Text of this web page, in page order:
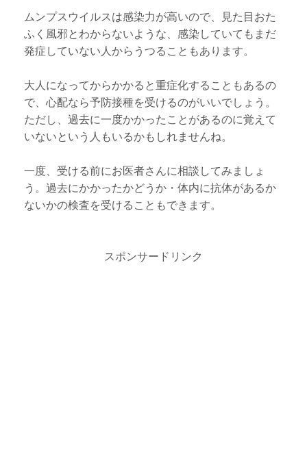
ムンプスウイルスは感染力が高いので、見た目おた
ふく風邪とわからないような、感染していてもまだ
発症していない人からうつることもあります。
大人になってからかかると重症化することもあるの
で、心配なら予防接種を受けるのがいいでしょう。
ただし、過去に一度かかったことがあるのに覚えて
いないという人もいるかもしれませんね。
一度、受ける前にお医者さんに相談してみましょ
う。過去にかかったかどうか・体内に抗体があるか
ないかの検査を受けることもできます。
スポンサードリンク